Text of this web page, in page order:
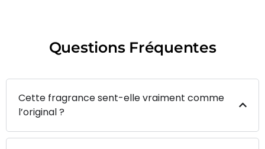
Questions Fréquentes
Cette fragrance sent-elle vraiment comme
l’original ?